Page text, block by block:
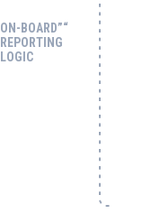
“ON-BOARD”
REPORTING
LOGIC